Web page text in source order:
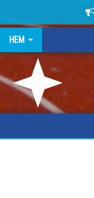
HEM